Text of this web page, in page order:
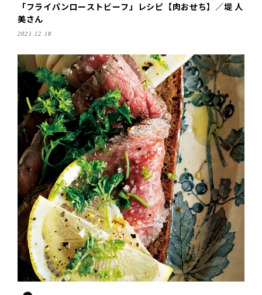
「フライパンローストビーフ」レシピ【肉おせち】／堤 人
美さん
2021.12.18